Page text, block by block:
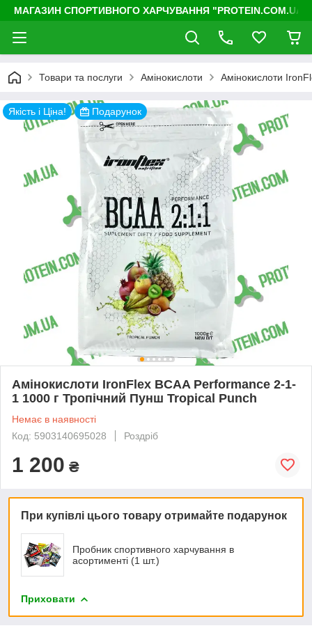
МАГАЗИН СПОРТИВНОГО ХАРЧУВАННЯ "PROTEIN.COM.UA"
Товари та послуги Амінокислоти Амінокислоти
Якість і Ціна! Подарунок
Амінокислоти IronFlex BCAA Performance 2-1-
1 1000 г Тропічний Пунш Tropical Punch
Немає в наявності
Код: 5903140695028
Роздріб
1 200 ₴
При купівлі цього товару отримайте подарунок
Пробник спортивного харчування в
асортименті (1 шт.)
Приховати